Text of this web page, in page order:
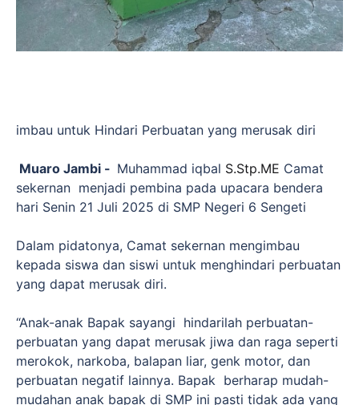
imbau untuk Hindari Perbuatan yang merusak diri
Muaro Jambi - Muhammad iqbal S.Stp.ME Camat
sekernan menjadi pembina pada upacara bendera
hari Senin 21 Juli 2025 di SMP Negeri 6 Sengeti
Dalam pidatonya, Camat sekernan mengimbau
kepada siswa dan siswi untuk menghindari perbuatan
yang dapat merusak diri.
“Anak-anak Bapak sayangi hindarilah perbuatan-
perbuatan yang dapat merusak jiwa dan raga seperti
merokok, narkoba, balapan liar, genk motor, dan
perbuatan negatif lainnya. Bapak berharap mudah-
mudahan anak bapak di SMP ini pasti tidak ada yang